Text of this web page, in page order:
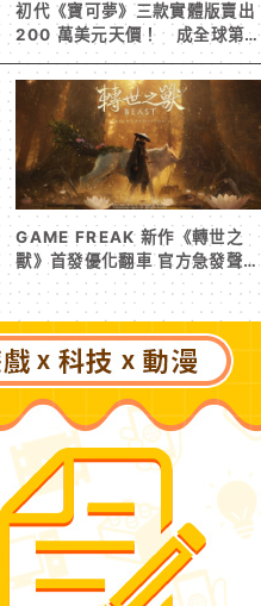
初代《寶可夢》三款實體版賣出
200 萬美元天價！ 成全球第二
高遊戲收藏交易
GAME FREAK 新作《轉世之
獸》首發優化翻車 官方急發聲明
承諾提供大量更新彌補